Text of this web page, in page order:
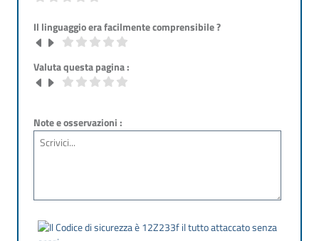
Il linguaggio era facilmente comprensibile ?
Valuta questa pagina :
Note e osservazioni :